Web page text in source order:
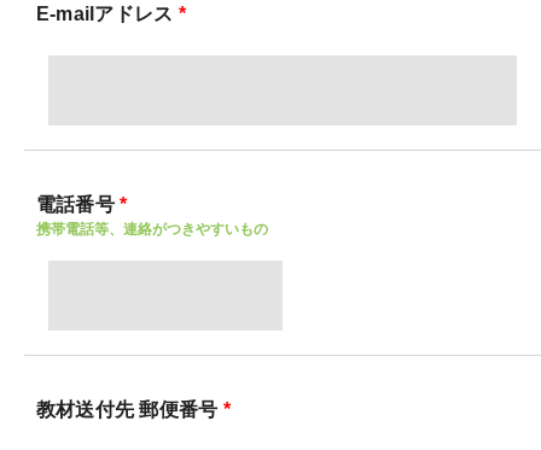
E-mailアドレス *
電話番号*
携帯電話等、連絡がつきやすいもの
教材送付先 郵便番号 *